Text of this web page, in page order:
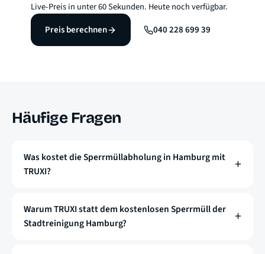
Live-Preis in unter 60 Sekunden. Heute noch verfügbar.
Preis berechnen
040 228 699 39
Häufige Fragen
Was kostet die Sperrmüllabholung in Hamburg mit
TRUXI?
Warum TRUXI statt dem kostenlosen Sperrmüll der
Stadtreinigung Hamburg?